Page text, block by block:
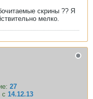
скрины ?? Я
мелко.
27
с 14.12.13